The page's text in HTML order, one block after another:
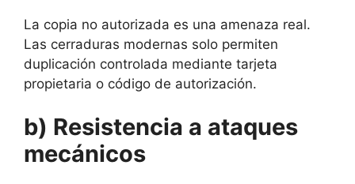
La copia no autorizada es una amenaza real.
Las cerraduras modernas solo permiten
duplicación controlada mediante tarjeta
propietaria o código de autorización.
b) Resistencia a ataques
mecánicos